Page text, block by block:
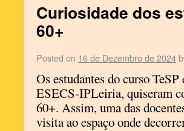
Curiosidade dos
60+
Posted on 16 de Dezembro de 2024
Os estudantes do curso
ESECS-IPLeiria, quiseram
60+. Assim, uma das
visita ao espaço onde